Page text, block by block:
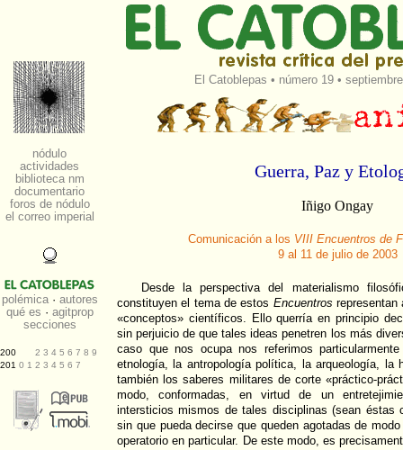
El Catoblepas • número 19 •
Guerra, Paz y
Iñigo Ongay
Comunicación a los VIII Encuentros de
9 al 11 de julio de 2003
Desde la perspectiva del materialismo
constituyen el tema de estos Encuentros representan
«conceptos» científicos. Ello querría en principio
sin perjuicio de que tales ideas penetren los más
caso que nos ocupa nos referimos
etnología, la antropología política, la arqueología, la
también los saberes militares de corte «práctico-
modo, conformadas, en virtud de un
intersticios mismos de tales disciplinas (sean éstas
sin que pueda decirse que queden agotadas de
operatorio en particular. De este modo, es